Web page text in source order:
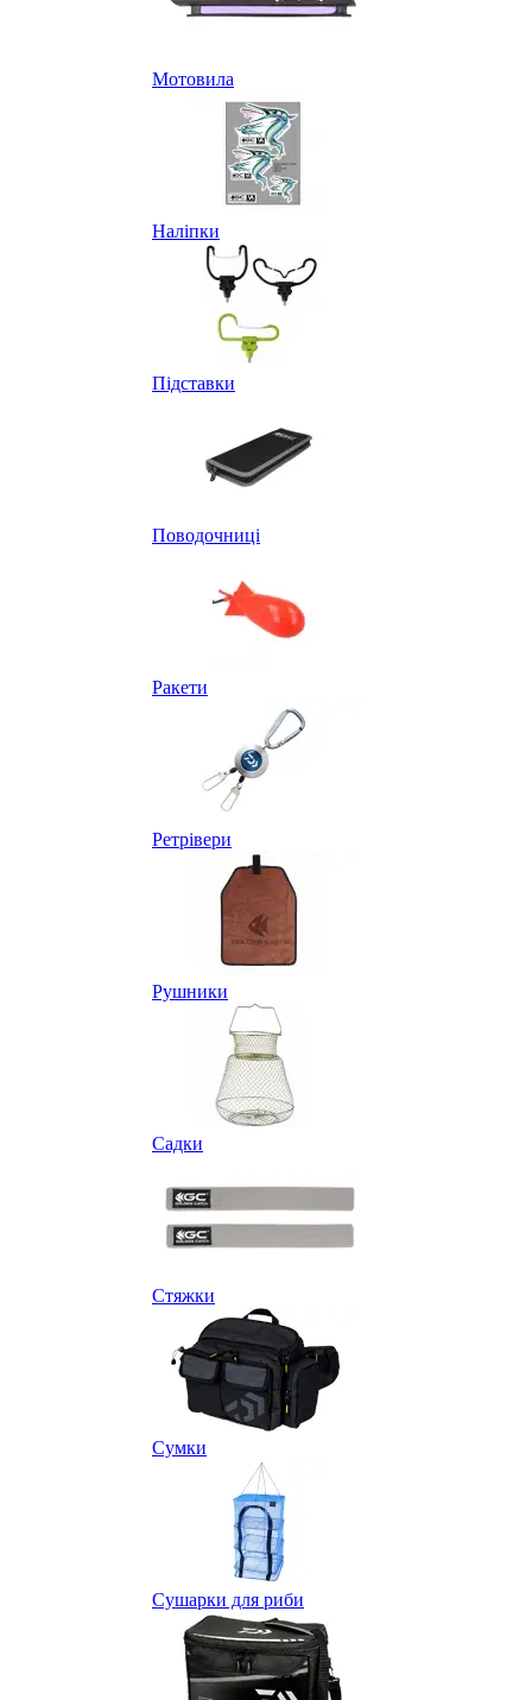
Мотовила
Наліпки
Підставки
Поводочниці
Ракети
Ретрівери
Рушники
Садки
Стяжки
Сумки
Сушарки для риби